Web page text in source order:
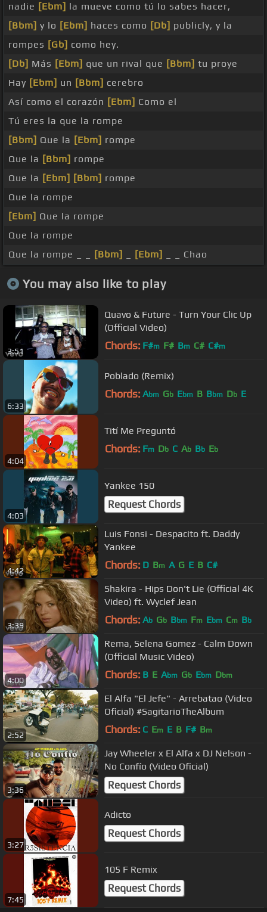
nadie [Ebm] la mueve como tú lo sabes hacer,
[Bbm] y lo [Ebm] haces como [Db] publicly, y la
rompes [Gb] como hey.
[Db] Más [Ebm] que un rival que [Bbm] tu proye
Hay [Ebm] un [Bbm] cerebro
Así como el corazón [Ebm] Como el
Tú eres la que la rompe
[Bbm] Que la [Ebm] rompe
Que la [Bbm] rompe
Que la [Ebm] [Bbm] rompe
Que la rompe
[Ebm] Que la rompe
Que la rompe
Que la rompe _ _
[Bbm] [Ebm] _ _ Chao
You may also like to play
3:51
Quavo & Future - Turn Your Clic Up
(Official Video)
Chords: F#m F# Bm C# C#m
6:33
Poblado (Remix)
Chords: Abm Gb Ebm B Bbm Db E
4:04
Tití Me Preguntó
Chords: Fm Db C Ab Bb Eb
4:03
Yankee 150
Request Chords
4:42
Luis Fonsi - Despacito ft. Daddy
Yankee
Chords: D Bm A G E B C#
3:39
Shakira - Hips Don't Lie (Official 4K
Video) ft. Wyclef Jean
Chords: Ab Gb Bbm Fm Ebm Cm Bb
4:00
Rema, Selena Gomez - Calm Down
(Official Music Video)
Chords: B E Abm Gb Ebm Dbm
2:52
El Alfa "El Jefe" - Arrebatao (Video
Oficial) #SagitarioTheAlbum
Chords: C Em E B F# Bm
3:36
Jay Wheeler x El Alfa x DJ Nelson -
No Confío (Video Oficial)
Request Chords
3:27
Adicto
Request Chords
7:45
105 F Remix
Request Chords